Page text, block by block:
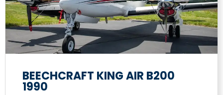
BEECHCRAFT KING AIR B200
1990